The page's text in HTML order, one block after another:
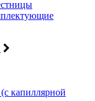
капиллярной